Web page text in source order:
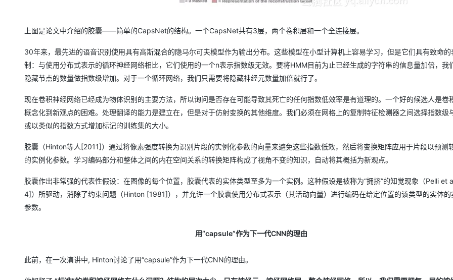
上图是论文中介绍的胶囊——简单的CapsNet的结构。一个CapsNet共有3层，两个卷积层和一个全连接层。
30年来，最先进的语音识别使用具有高斯混合的隐马尔可夫模型作为输出分布。这些模型在小型计算机上容易学习，但是它们具有致命的
制：与使用分布式表示的循环神经网络相比，它们使用的一个n表示指数级无效。要将HMM目前为止已经生成的字符串的信息量加倍，我
隐藏节点的数量做指数级增加。对于一个循环网络，我们只需要将隐藏神经元数量加倍就行了。
现在卷积神经网络已经成为物体识别的主要方法，所以询问是否存在可能导致其死亡的任何指数低效率是有道理的。一个好的候选人是卷
概念化到新观点的困难。处理翻译的能力是建立在，但是对于仿射变换的其他维度。我们必须在网格上的复制特征检测器之间选择指数级
或以类似的指数方式增加标记的训练集的大小。
胶囊（Hinton等人[2011]）通过将像素强度转换为识别片段的实例化参数的向量来避免这些指数低效，然后将变换矩阵应用于片段以预测
的实例化参数。学习编码部分和整体之间的内在空间关系的转换矩阵构成了视角不变的知识，自动将其概括为新观点。
胶囊作出非常强的代表性假设：在图像的每个位置，胶囊代表的实体类型至多为一个实例。这种假设是被称为“拥挤”的知觉现象（Pelli et
4]）所驱动，消除了约束问题（Hinton [1981]），并允许一个胶囊使用分布式表示（其活动向量）进行编码在给定位置的该类型的实体的
参数。
用“capsule”作为下一代CNN的理由
此前，在一次演讲中, Hinton讨论了用“capsule”作为下一代CNN的理由。